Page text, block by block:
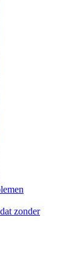
zonder